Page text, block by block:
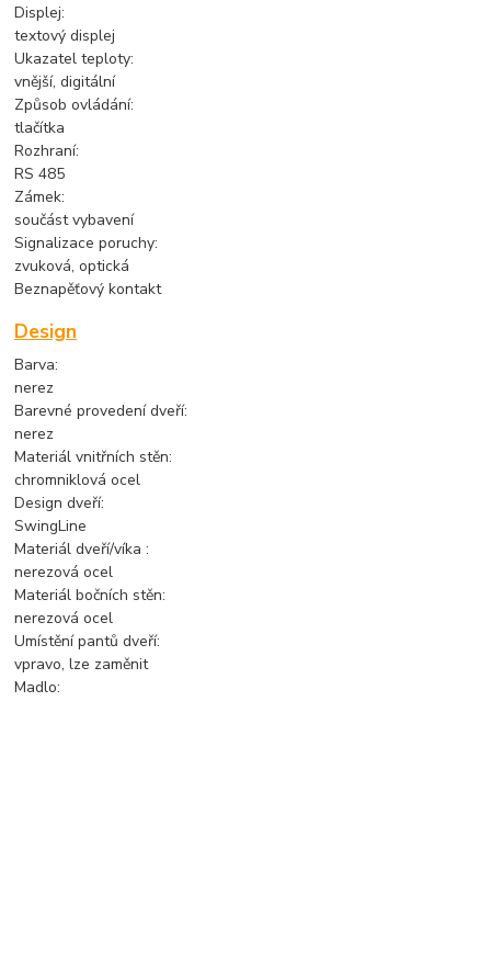
Displej:
textový displej
Ukazatel teploty:
vnější, digitální
Způsob ovládání:
tlačítka
Rozhraní:
RS 485
Zámek:
součást vybavení
Signalizace poruchy:
zvuková, optická
Beznapěťový kontakt
Design
Barva:
nerez
Barevné provedení dveří:
nerez
Materiál vnitřních stěn:
chromniklová ocel
Design dveří:
SwingLine
Materiál dveří/víka :
nerezová ocel
Materiál bočních stěn:
nerezová ocel
Umístění pantů dveří:
vpravo, lze zaměnit
Madlo: